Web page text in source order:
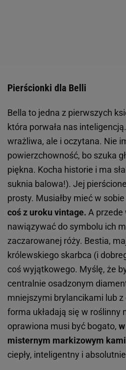
Pierścionki dla Belli
Bella to jedna z pierwszych
która porwała nas
wrażliwa, ale i oczytana. Nie
powierzchowność, bo szuka
piękna. Kocha historie i ma
suknia balowa!). Jej
prosty. Musiałby mieć w
coś z uroku vintage. A przede
nawiązywać do symbolu ich
zaczarowanej róży. Bestia,
królewskiego skarbca (i
coś wyjątkowego. Myślę, że
centralnie osadzonym
mniejszymi brylancikami lub z
forma układają się w roślinny
oprawiona musi być bogato,
misternym markizowym
ciepły, inteligentny i